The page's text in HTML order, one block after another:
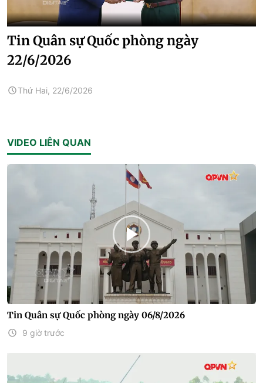
Tin Quân sự Quốc phòng ngày
22/6/2026
Thứ Hai, 22/6/2026
VIDEO LIÊN QUAN
Tin Quân sự Quốc phòng ngày 06/8/2026
9 giờ trước